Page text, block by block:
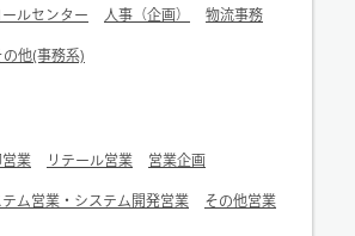
ールセンター 人事（企画） 物流事務
の他(事務系)
営業 リテール営業 営業企画
テム営業・システム開発営業 その他営業